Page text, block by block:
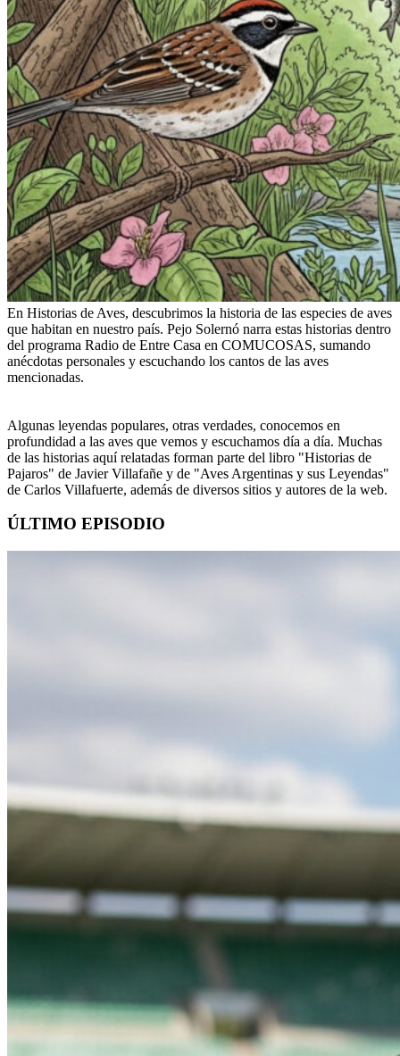
En Historias de Aves, descubrimos la historia de las especies de aves
que habitan en nuestro país. Pejo Solernó narra estas historias dentro
del programa Radio de Entre Casa en COMUCOSAS, sumando
anécdotas personales y escuchando los cantos de las aves
mencionadas.
Algunas leyendas populares, otras verdades, conocemos en
profundidad a las aves que vemos y escuchamos día a día. Muchas
de las historias aquí relatadas forman parte del libro "Historias de
Pajaros" de Javier Villafañe y de "Aves Argentinas y sus Leyendas"
de Carlos Villafuerte, además de diversos sitios y autores de la web.
ÚLTIMO EPISODIO